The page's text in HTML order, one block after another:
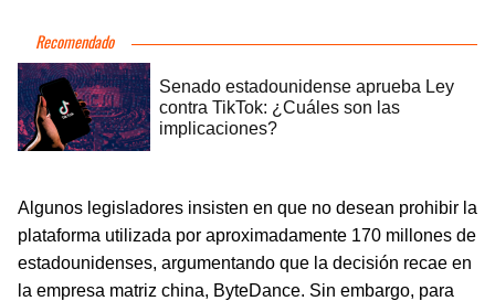
Algunos legisladores insisten en que no desean prohibir la
plataforma utilizada por aproximadamente 170 millones de
estadounidenses, argumentando que la decisión recae en
la empresa matriz china, ByteDance. Sin embargo, para